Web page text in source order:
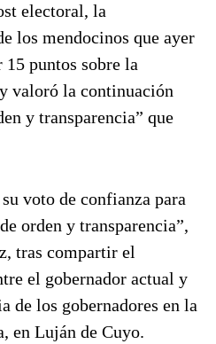
electoral, la
los mendocinos que ayer
puntos sobre la
valoró la continuación
y transparencia” que
voto de confianza para
orden y transparencia”,
tras compartir el
el gobernador actual y
de los gobernadores en la
en Luján de Cuyo.